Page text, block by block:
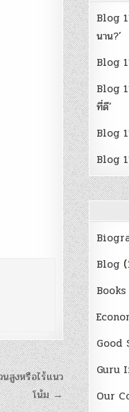
สูงหรือไร้แนว
โน้ม →
Blog
นาน?’
Blog
Blog
ที่ดี’
Blog
Blog
Blog
Books
Good
Guru
Our